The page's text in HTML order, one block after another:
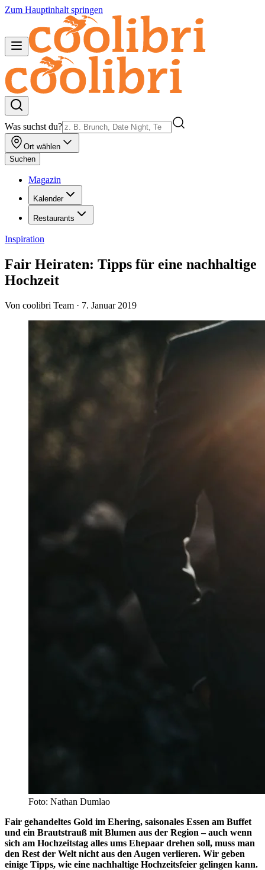
Zum Hauptinhalt springen
Was suchst du?
Ort wählen
Suchen
Magazin
Kalender
Restaurants
Inspiration
Fair Heiraten: Tipps für eine nachhaltige
Hochzeit
Von coolibri Team · 7. Januar 2019
Foto: Nathan Dumlao
Fair gehandeltes Gold im Ehering, saisonales Essen am Buffet
und ein Brautstrauß mit Blumen aus der Region – auch wenn
sich am Hochzeitstag alles ums Ehepaar drehen soll, muss man
den Rest der Welt nicht aus den Augen verlieren. Wir geben
einige Tipps, wie eine nachhaltige Hochzeitsfeier gelingen kann.